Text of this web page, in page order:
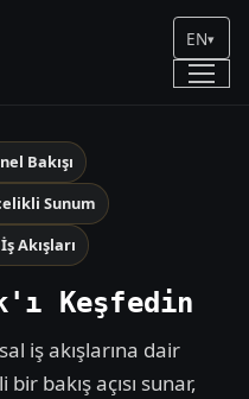
EN▾
Bakışı
Sunum
Akışları
Keşfedin
iş akışlarına dair
bakış açısı sunar,